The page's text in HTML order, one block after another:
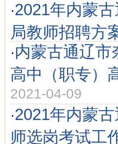
·2021年内蒙
局教师招聘方
·内蒙古通辽市
高中（职专）
2021-04-09
·2021年内蒙
师选岗考试工